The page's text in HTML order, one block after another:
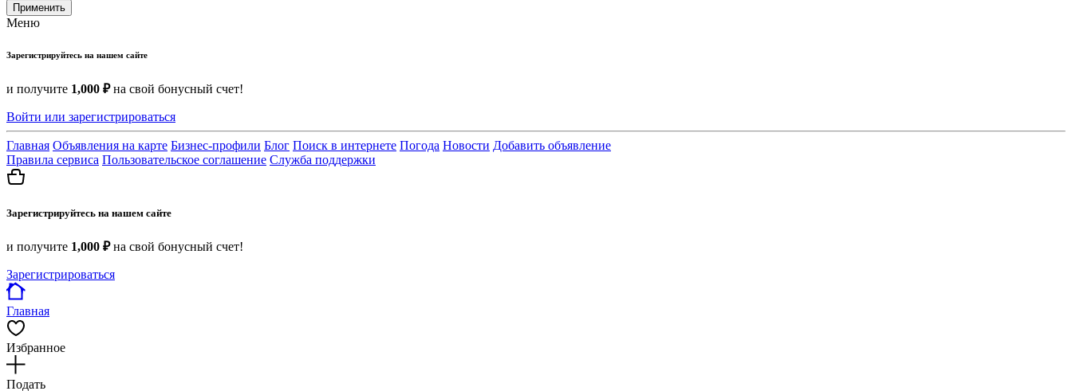
Применить
Меню
Зарегистрируйтесь на нашем сайте
и получите 1,000 ₽на свой бонусный счет!
Войти или зарегистрироваться
Главная Объявления на карте Бизнес-профили Блог Поиск в интернете Погода Новости Добавить объявление
Правила сервиса Пользовательское соглашение Служба поддержки
Зарегистрируйтесь на нашем сайте
и получите 1,000 ₽на свой бонусный счет!
Зарегистрироваться
Главная
Избранное
Подать